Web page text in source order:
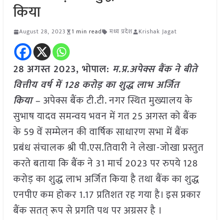
किया
August 28, 2023 1 min read मध्य प्रदेश Krishak Jagat
28 अगस्त 2023, भोपाल: म.प्र.अपेक्स बैंक ने बीते
वित्तीय वर्ष में 128 करोड़ का शुद्ध लाभ अर्जित
किया– अपेक्स बैंक टी.टी. नगर स्थित मुख्यालय के
सुभाष यादव समन्वय भवन में गत 25 अगस्त को बैंक
के 59 वें सम्मेलन की वार्षिक साधारण सभा में बैंक
प्रबंध संचालक श्री पी.एस.तिवारी ने लेखा-जोखा प्रस्तुत
करते बताया कि बैंक ने 31 मार्च 2023 पर रुपये 128
करोड़ का शुद्ध लाभ अर्जित किया है तथा बैंक का शुद्ध
एनपीए कम होकर 1.17 प्रतिशत रह गया है। इस प्रकार
बैंक सतत् रूप से प्रगति पथ पर अग्रसर है ।